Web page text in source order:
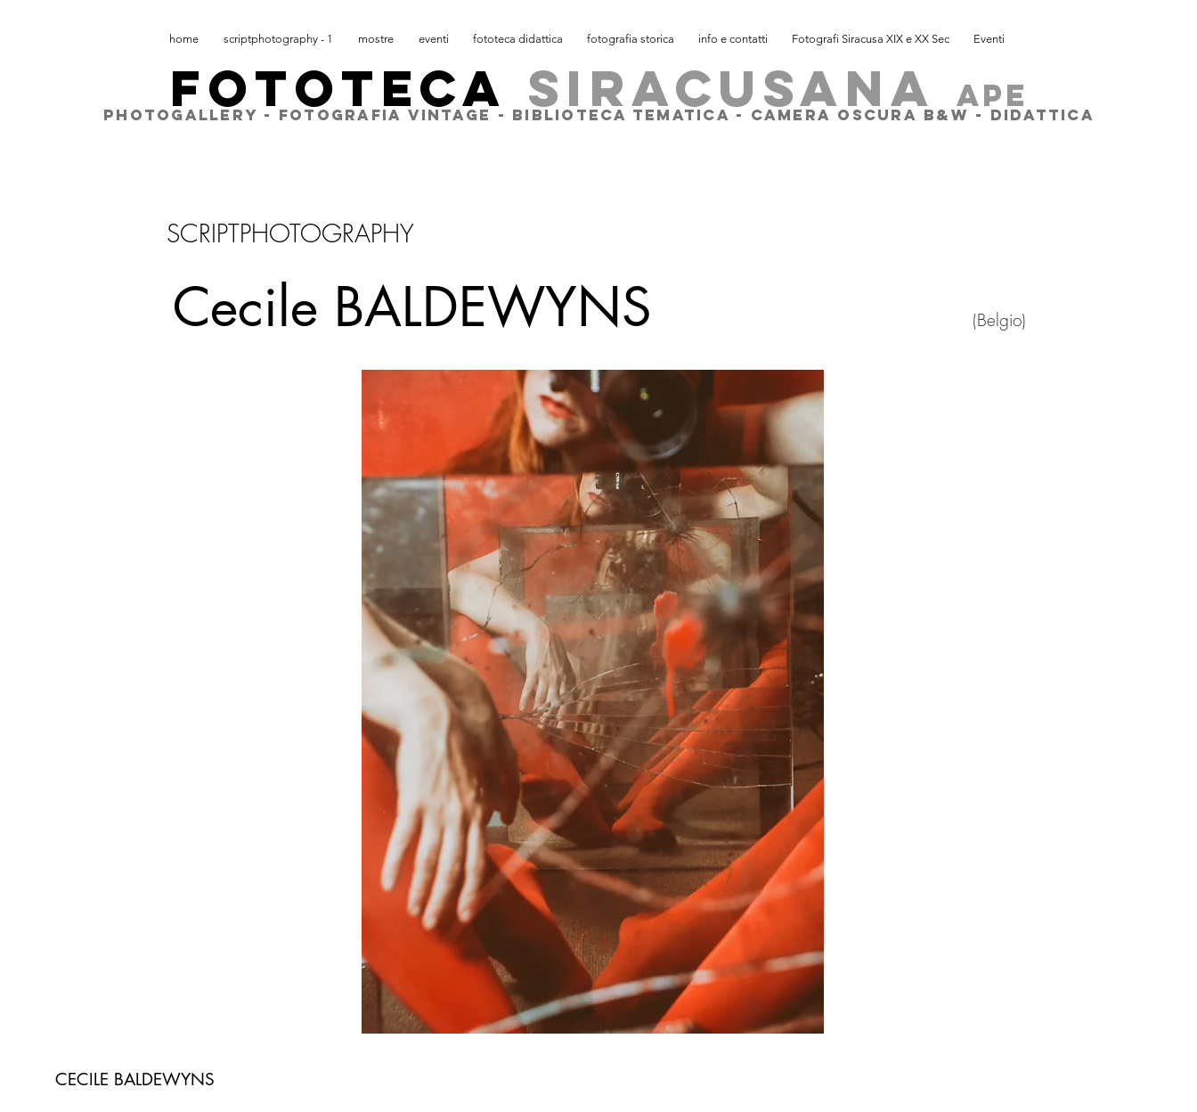
home scriptphotography - 1 mostre eventi fototeca didattica fotografia storica info e contatti Fotografi Siracusa XIX e XX Sec Eventi
FOTOTECA SIRACUSANAape
PHOTOGALLERY - FOTOGRAFIA VINTAGE - BIBLIOTECA TEMATICA - CAMERA OSCURA B&W - DIDATTICA
SCRIPTPHOTOGRAPHY
Cecile BALDEWYNS (Belgio)
CECILE BALDEWYNS